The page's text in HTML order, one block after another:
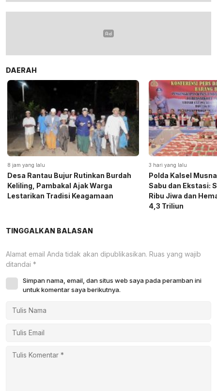
DAERAH
8 jam yang lalu
Desa Rantau Bujur Rutinkan Burdah
Keliling, Pambakal Ajak Warga
Lestarikan Tradisi Keagamaan
3 hari yang lalu
Polda Kalsel
Sabu dan Ekstasi:
Ribu Jiwa dan
4,3 Triliun
TINGGALKAN BALASAN
Alamat email Anda tidak akan dipublikasikan. Ruas yang wajib
ditandai *
Simpan nama, email, dan situs web saya pada peramban ini
untuk komentar saya berikutnya.